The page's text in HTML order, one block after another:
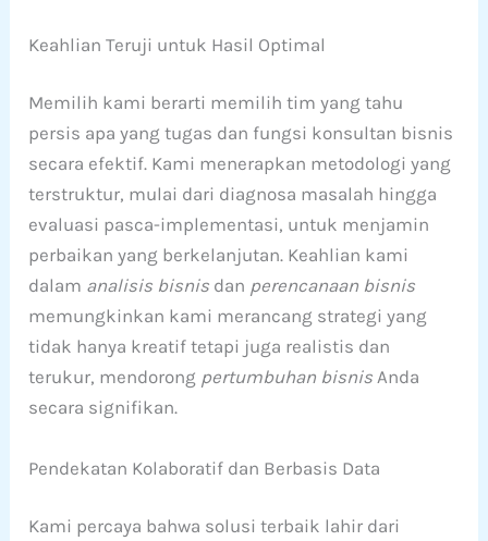
Keahlian Teruji untuk Hasil Optimal
Memilih kami berarti memilih tim yang tahu
persis apa yang tugas dan fungsi konsultan bisnis
secara efektif. Kami menerapkan metodologi yang
terstruktur, mulai dari diagnosa masalah hingga
evaluasi pasca-implementasi, untuk menjamin
perbaikan yang berkelanjutan. Keahlian kami
dalam analisis bisnis dan perencanaan bisnis
memungkinkan kami merancang strategi yang
tidak hanya kreatif tetapi juga realistis dan
terukur, mendorong pertumbuhan bisnis Anda
secara signifikan.
Pendekatan Kolaboratif dan Berbasis Data
Kami percaya bahwa solusi terbaik lahir dari